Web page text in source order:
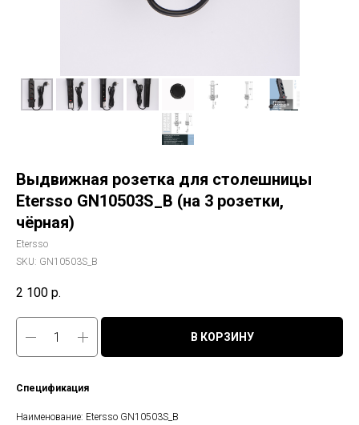
Выдвижная розетка для столешницы
Etersso GN10503S_B (на 3 розетки,
чёрная)
Etersso
SKU: GN10503S_B
2 100 р.
В КОРЗИНУ
Спецификация
Наименование: Etersso GN10503S_B